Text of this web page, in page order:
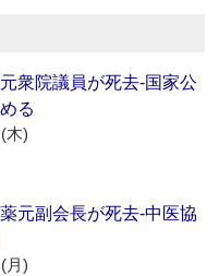
衆院議員が死去‐国家公
る
木)
元副会長が死去‐中医協
月)